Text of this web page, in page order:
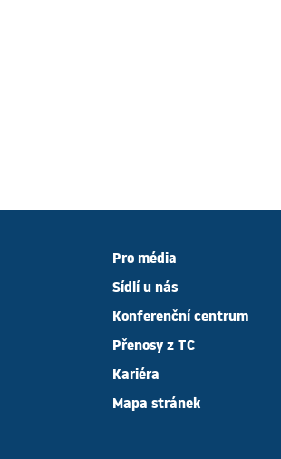
Pro média
Sídlí u nás
Konferenční centrum
Přenosy z TC
Kariéra
Mapa stránek